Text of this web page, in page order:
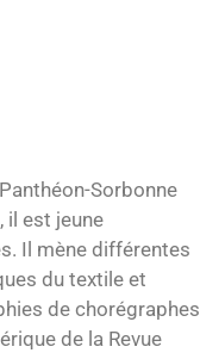
Sorbonne
il est jeune
Il mène différentes
du textile et
de chorégraphes
de la Revue